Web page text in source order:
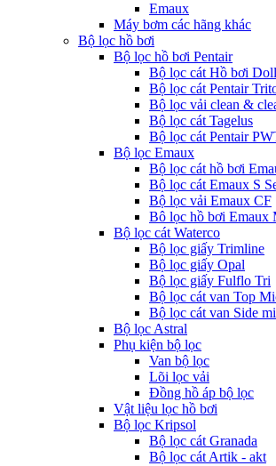
Emaux
Máy bơm các hãng khác
Bộ lọc hồ bơi
Bộ lọc hồ bơi Pentair
Bộ lọc cát Hồ bơi
Bộ lọc cát Pentair
Bộ lọc vải clean &
Bộ lọc cát Tagelus
Bộ lọc cát Pentair
Bộ lọc Emaux
Bộ lọc cát hồ bơi
Bộ lọc cát Emaux S
Bộ lọc vải Emaux CF
Bô lọc hồ bơi Emaux
Bộ lọc cát Waterco
Bộ lọc giấy Trimline
Bộ lọc giấy Opal
Bộ lọc giấy Fulflo Tri
Bộ lọc cát van Top
Bộ lọc cát van Side
Bộ lọc Astral
Phụ kiện bộ lọc
Van bộ lọc
Lõi lọc vải
Đồng hồ áp bộ lọc
Vật liệu lọc hồ bơi
Bộ lọc Kripsol
Bộ lọc cát Granada
Bộ lọc cát Artik - akt